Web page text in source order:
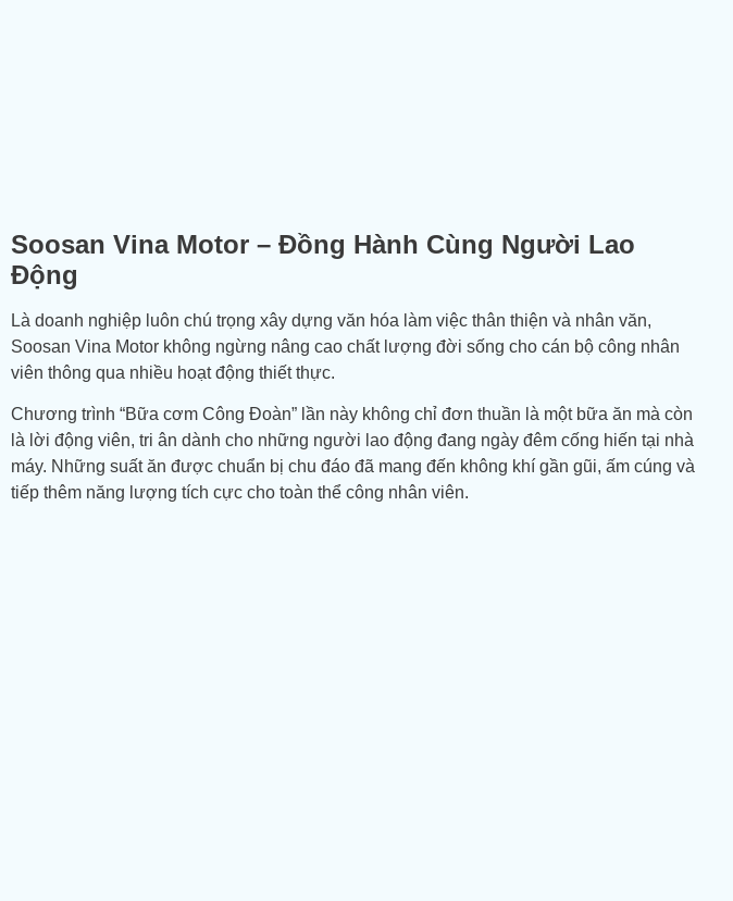
Soosan Vina Motor – Đồng Hành Cùng Người Lao
Động
Là doanh nghiệp luôn chú trọng xây dựng văn hóa làm việc thân thiện và nhân văn,
Soosan Vina Motor không ngừng nâng cao chất lượng đời sống cho cán bộ công nhân
viên thông qua nhiều hoạt động thiết thực.
Chương trình “Bữa cơm Công Đoàn” lần này không chỉ đơn thuần là một bữa ăn mà còn
là lời động viên, tri ân dành cho những người lao động đang ngày đêm cống hiến tại nhà
máy. Những suất ăn được chuẩn bị chu đáo đã mang đến không khí gần gũi, ấm cúng và
tiếp thêm năng lượng tích cực cho toàn thể công nhân viên.